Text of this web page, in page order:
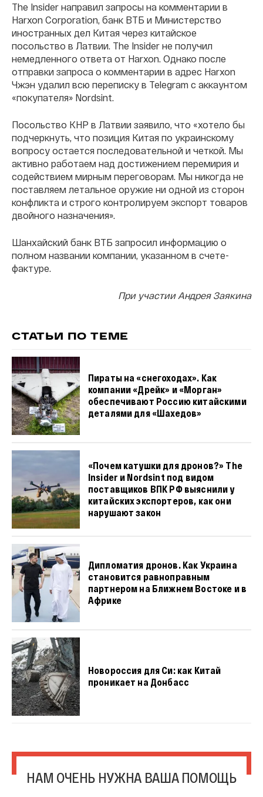
The Insider направил запросы на комментарии в
Harxon Corporation, банк ВТБ и Министерство
иностранных дел Китая через китайское
посольство в Латвии. The Insider не получил
немедленного ответа от Harxon. Однако после
отправки запроса о комментарии в адрес Harxon
Чжэн удалил всю переписку в Telegram с аккаунтом
«покупателя» Nordsint.
Посольство КНР в Латвии заявило, что «хотело бы
подчеркнуть, что позиция Китая по украинскому
вопросу остается последовательной и четкой. Мы
активно работаем над достижением перемирия и
содействием мирным переговорам. Мы никогда не
поставляем летальное оружие ни одной из сторон
конфликта и строго контролируем экспорт товаров
двойного назначения».
Шанхайский банк ВТБ запросил информацию о
полном названии компании, указанном в счете-
фактуре.
При участии Андрея Заякина
СТАТЬИ ПО ТЕМЕ
Пираты на «снегоходах». Как
компании «Дрейк» и «Морган»
обеспечивают Россию китайскими
деталями для «Шахедов»
«Почем катушки для дронов?» The
Insider и Nordsint под видом
поставщиков ВПК РФ выяснили у
китайских экспортеров, как они
нарушают закон
Дипломатия дронов. Как Украина
становится равноправным
партнером на Ближнем Востоке и в
Африке
Новороссия для Си: как Китай
проникает на Донбасс
НАМ ОЧЕНЬ НУЖНА ВАША ПОМОЩЬ